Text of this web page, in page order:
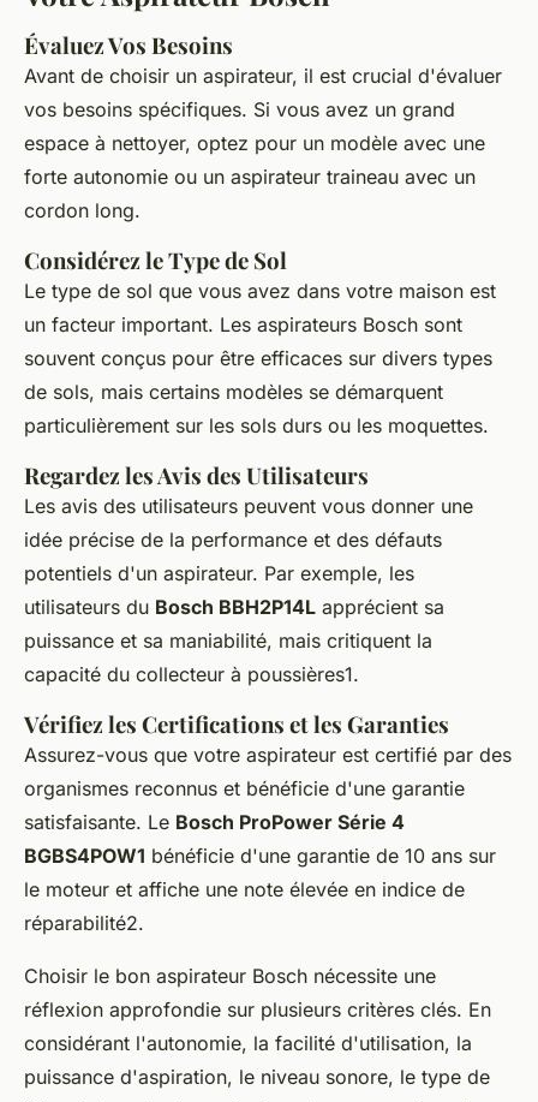
Évaluez Vos Besoins
Avant de choisir un aspirateur, il est crucial d'évaluer
vos besoins spécifiques. Si vous avez un grand
espace à nettoyer, optez pour un modèle avec une
forte autonomie ou un aspirateur traineau avec un
cordon long.
Considérez le Type de Sol
Le type de sol que vous avez dans votre maison est
un facteur important. Les aspirateurs Bosch sont
souvent conçus pour être efficaces sur divers types
de sols, mais certains modèles se démarquent
particulièrement sur les sols durs ou les moquettes.
Regardez les Avis des Utilisateurs
Les avis des utilisateurs peuvent vous donner une
idée précise de la performance et des défauts
potentiels d'un aspirateur. Par exemple, les
utilisateurs du Bosch BBH2P14L apprécient sa
puissance et sa maniabilité, mais critiquent la
capacité du collecteur à poussières1.
Vérifiez les Certifications et les Garanties
Assurez-vous que votre aspirateur est certifié par des
organismes reconnus et bénéficie d'une garantie
satisfaisante. Le Bosch ProPower Série 4
BGBS4POW1 bénéficie d'une garantie de 10 ans sur
le moteur et affiche une note élevée en indice de
réparabilité2.
Choisir le bon aspirateur Bosch nécessite une
réflexion approfondie sur plusieurs critères clés. En
considérant l'autonomie, la facilité d'utilisation, la
puissance d'aspiration, le niveau sonore, le type de